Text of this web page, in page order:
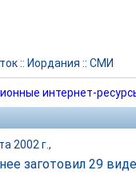
:: Иордания :: СМИ
интернет-
2002 г.,
заготовил 29